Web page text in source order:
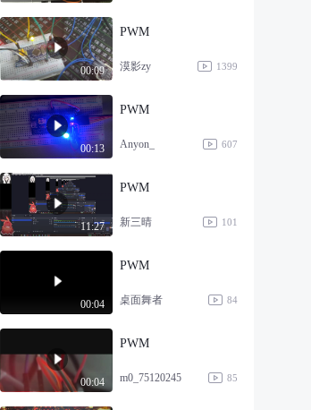
00:09
PWM
漠影zy 1399
00:13
PWM
Anyon_ 607
11:27
PWM
新三晴 101
00:04
PWM
桌面舞者 84
00:04
PWM
m0_75120245 85